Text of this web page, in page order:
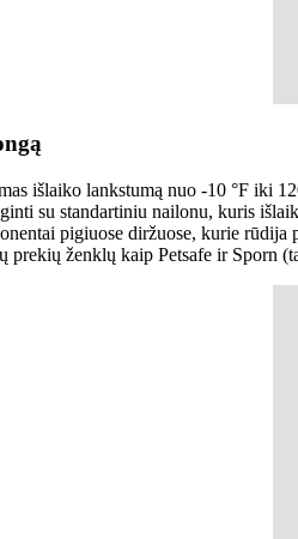
išlaiko lankstumą nuo -10 °F iki
su standartiniu nailonu, kuris
pigiuose diržuose, kurie
prekių ženklų kaip Petsafe ir Sporn